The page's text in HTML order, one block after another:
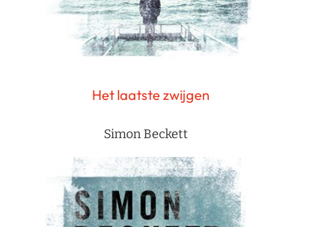
Het laatste zwijgen
Simon Beckett